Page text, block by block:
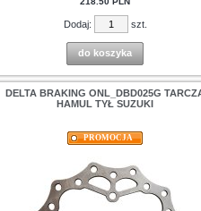
Dodaj: szt.
do koszyka
DELTA BRAKING ONL_DBD025G
HAMUL TYŁ SUZUKI
PROMOCJA